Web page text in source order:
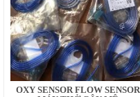
OXY SENSOR FLOW SENSOR